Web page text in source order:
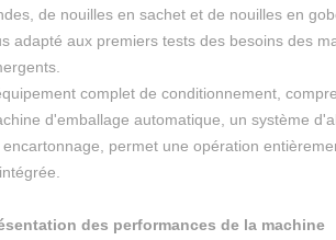
de nouilles en sachet et de nouilles en
adapté aux premiers tests des besoins des
complet de conditionnement,
d'emballage automatique, un système
encartonnage, permet une opération
des performances de la machine